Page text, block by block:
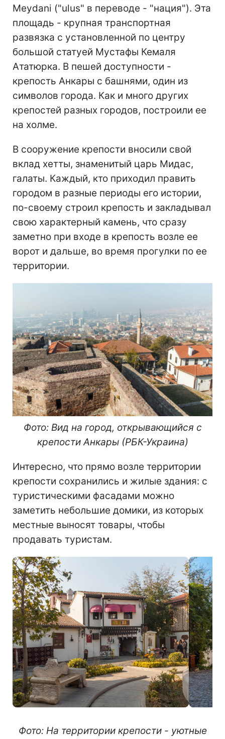
Meydani ("ulus" в переводе - "нация"). Эта
площадь - крупная транспортная
развязка с установленной по центру
большой статуей Мустафы Кемаля
Ататюрка. В пешей доступности -
крепость Анкары с башнями, один из
символов города. Как и много других
крепостей разных городов, построили ее
на холме.
В сооружение крепости вносили свой
вклад хетты, знаменитый царь Мидас,
галаты. Каждый, кто приходил править
городом в разные периоды его истории,
по-своему строил крепость и закладывал
свою характерный камень, что сразу
заметно при входе в крепость возле ее
ворот и дальше, во время прогулки по ее
территории.
Фото: Вид на город, открывающийся с
крепости Анкары (РБК-Украина)
Интересно, что прямо возле территории
крепости сохранились и жилые здания: с
туристическими фасадами можно
заметить небольшие домики, из которых
местные выносят товары, чтобы
продавать туристам.
Фото: На территории крепости - уютные